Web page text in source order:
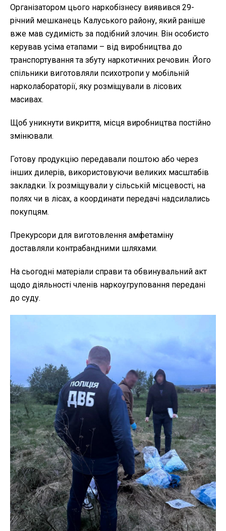
Організатором цього наркобізнесу виявився 29-
річний мешканець Калуського району, який раніше
вже мав судимість за подібний злочин. Він особисто
керував усіма етапами – від виробництва до
транспортування та збуту наркотичних речовин. Його
спільники виготовляли психотропи у мобільній
нарколабораторії, яку розміщували в лісових
масивах.
Щоб уникнути викриття, місця виробництва постійно
змінювали.
Готову продукцію передавали поштою або через
інших дилерів, використовуючи великих масштабів
закладки. Їх розміщували у сільській місцевості, на
полях чи в лісах, а координати передачі надсилались
покупцям.
Прекурсори для виготовлення амфетаміну
доставляли контрабандними шляхами.
На сьогодні матеріали справи та обвинувальний акт
щодо діяльності членів наркоугруповання передані
до суду.